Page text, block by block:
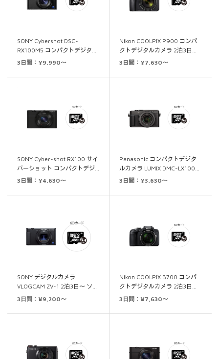
SONY Cybershot DSC-
RX100M5 コンパクトデジタ…
3日間：¥9,990～
Nikon COOLPIX P900 コンパ
クトデジタルカメラ 2泊3日…
3日間：¥7,630～
SONY Cyber-shot RX100 サイ
バーショット コンパクトデジ…
3日間：¥4,630～
Panasonic コンパクトデジタ
ルカメラ LUMIX DMC-LX100…
3日間：¥3,630～
SONY デジタルカメラ
VLOGCAM ZV-1 2泊3日～ ソ…
3日間：¥9,200～
Nikon COOLPIX B700 コンパ
クトデジタルカメラ 2泊3日…
3日間：¥7,630～